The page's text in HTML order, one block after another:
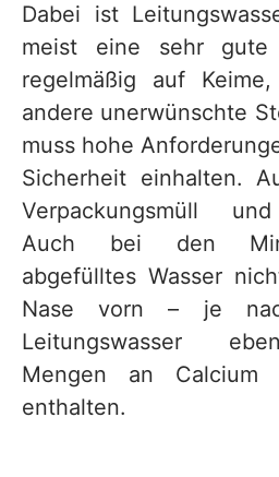
Dabei ist
meist eine sehr
regelmäßig auf
andere unerwünschte
muss hohe
Sicherheit einhalten.
Verpackungsmüll
Auch bei den
abgefülltes Wasser
Nase vorn – je
Leitungswasser
Mengen an Calcium
enthalten.